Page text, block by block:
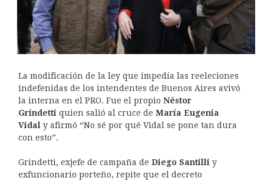
La modificación de la ley que impedía las reeleciones
indefenidas de los intendentes de Buenos Aires avivó
la interna en el PRO. Fue el propio Néstor
Grindetti quien salió al cruce de María Eugenia
Vidal y afirmó “No sé por qué Vidal se pone tan dura
con esto”.
Grindetti, exjefe de campaña de Diego Santilli y
exfuncionario porteño, repite que el decreto